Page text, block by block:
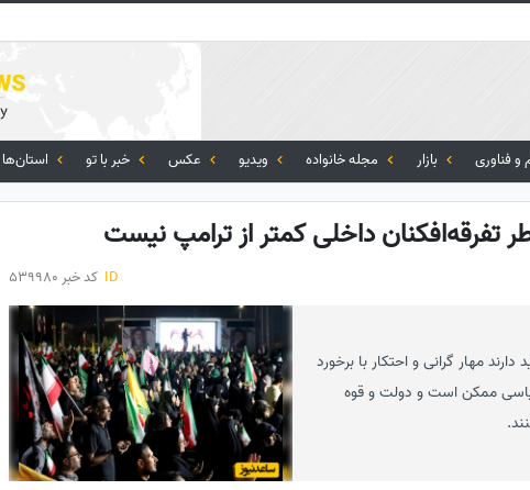
و فناوری بازار مجله خانواده ویدیو عکس خبر با تو استان‌ها
داخلی کمتر از ترامپ نیست
ID کد خبر 539980
مهار گرانی و احتکار با برخورد
سیاسی ممکن است و دولت و قوه